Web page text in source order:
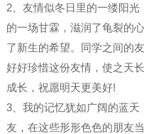
2、友情似冬日里的一缕阳
的一场甘霖，滋润了龟裂的
了新生的希望。同学之间的
好好珍惜这份友情，使之天
成长，祝愿明天更美好!
3、我的记忆犹如广阔的蓝
友，在这些形形色色的朋友